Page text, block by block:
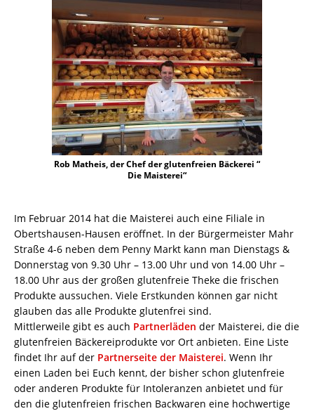
Rob Matheis, der Chef der glutenfreien Bäckerei “
Die Maisterei“
Im Februar 2014 hat die Maisterei auch eine Filiale in
Obertshausen-Hausen eröffnet. In der Bürgermeister Mahr
Straße 4-6 neben dem Penny Markt kann man Dienstags &
Donnerstag von 9.30 Uhr – 13.00 Uhr und von 14.00 Uhr –
18.00 Uhr aus der großen glutenfreie Theke die frischen
Produkte aussuchen. Viele Erstkunden können gar nicht
glauben das alle Produkte glutenfrei sind.
Mittlerweile gibt es auch Partnerläden der Maisterei, die die
glutenfreien Bäckereiprodukte vor Ort anbieten. Eine Liste
findet Ihr auf der Partnerseite der Maisterei. Wenn Ihr
einen Laden bei Euch kennt, der bisher schon glutenfreie
oder anderen Produkte für Intoleranzen anbietet und für
den die glutenfreien frischen Backwaren eine hochwertige